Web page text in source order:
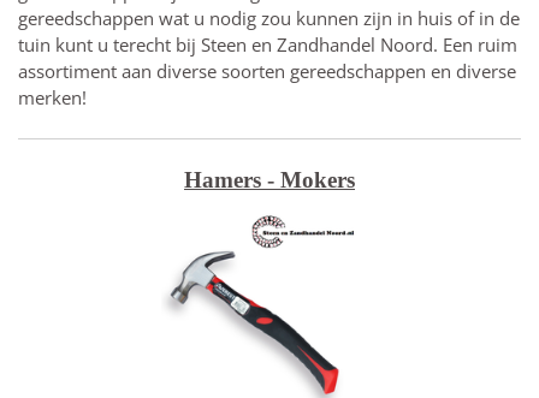
gereedschappen wat u nodig zou kunnen zijn in huis of in de
tuin kunt u terecht bij Steen en Zandhandel Noord. Een ruim
assortiment aan diverse soorten gereedschappen en diverse
merken!
Hamers - Mokers